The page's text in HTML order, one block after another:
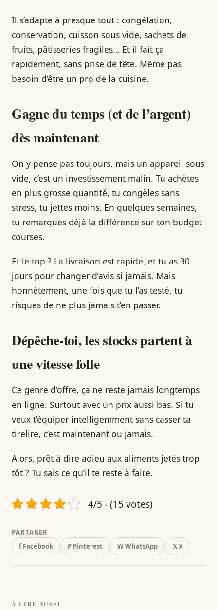
Il s’adapte à presque tout : congélation,
conservation, cuisson sous vide, sachets de
fruits, pâtisseries fragiles… Et il fait ça
rapidement, sans prise de tête. Même pas
besoin d’être un pro de la cuisine.
Gagne du temps (et de l’argent)
dès maintenant
On y pense pas toujours, mais un appareil sous
vide, c’est un investissement malin. Tu achètes
en plus grosse quantité, tu congèles sans
stress, tu jettes moins. En quelques semaines,
tu remarques déjà la différence sur ton budget
courses.
Et le top ? La livraison est rapide, et tu as 30
jours pour changer d’avis si jamais. Mais
honnêtement, une fois que tu l’as testé, tu
risques de ne plus jamais t’en passer.
Dépêche-toi, les stocks partent à
une vitesse folle
Ce genre d’offre, ça ne reste jamais longtemps
en ligne. Surtout avec un prix aussi bas. Si tu
veux t’équiper intelligemment sans casser ta
tirelire, c’est maintenant ou jamais.
Alors, prêt à dire adieu aux aliments jetés trop
tôt ? Tu sais ce qu’il te reste à faire.
4/5 - (15 votes)
PARTAGER
f Facebook
P Pinterest W WhatsApp 𝕏 X
À LIRE AUSSI